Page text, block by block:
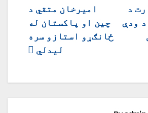
امیرخان متقي د
چین او پاکستان له
ځانګړو استازو سره
لیدلي
د
ودې